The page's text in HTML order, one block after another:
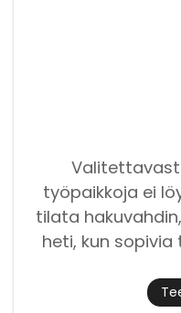
työpaikkoja ei
tilata
heti, kun